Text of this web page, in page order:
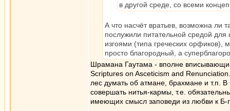
в другой среде, со всеми
А что насчёт вратьев, возможна ли
послужили питательной средой
изгоями (типа греческих
просто благородный, а
Шрамана Гаутама - вполне
Scriptures on Asceticism and
лес думать об атмане, брахмане и т.п. В
совершать нитья-кармы, т.е.
имеющих смысл заповеди из любви к Б-